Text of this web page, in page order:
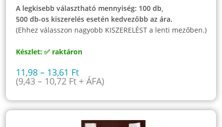
A legkisebb választható mennyiség: 100 db,
500 db-os kiszerelés esetén kedvezőbb az ára.
(Ehhez válasszon nagyobb KISZERELÉST a lenti mezőben.)
Készlet: ✅ raktáron
11,98– 13,61 Ft
(9,43– 10,72 Ft + ÁFA)